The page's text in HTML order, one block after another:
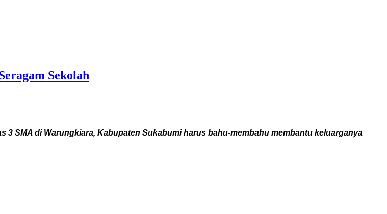
Sekolah
3 SMA di Warungkiara, Kabupaten Sukabumi harus bahu-membahu membantu keluarganya